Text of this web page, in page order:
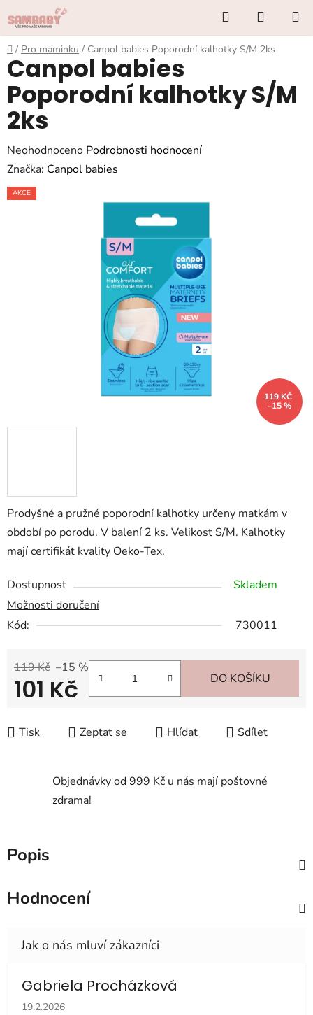
na
obsah
Hledat
KOŠÍK
Domů
/ Pro maminku / Canpol babies Poporodní kalhotky S/M 2ks
Prodyšné a pružné poporodní kalhotky určeny matkám v
období po porodu. V balení 2 ks. Velikost S/M. Kalhotky
mají certifikát kvality Oeko-Tex.
Dostupnost
Skladem
Možnosti doručení
Kód:
730011
119 Kč –15 %
101 Kč DO KOŠÍKU
Tisk Zeptat se Hlídat Sdílet
Canpol babies
Poporodní kalhotky S/M
2ks
Průměrné
hodnocení
produktu
Neohodnoceno Podrobnosti hodnocení
Značka: Canpol babies
AKCE
119 KČ
–15 %
Objednávky od 999 Kč u nás mají poštovné
zdrama!
Popis
Hodnocení
Gabriela Procházková
Hodnocení obchodu je 5 z 5 hvězdiček.
19.2.2026